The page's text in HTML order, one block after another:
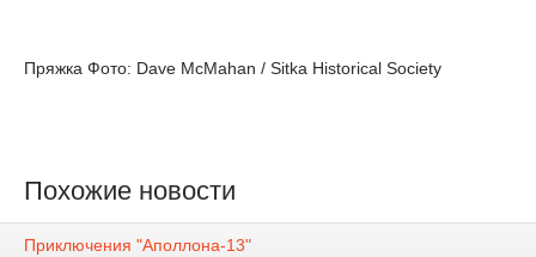
Пряжка Фото: Dave McMahan / Sitka Historical Society
Похожие новости
Приключения "Аполлона-13"